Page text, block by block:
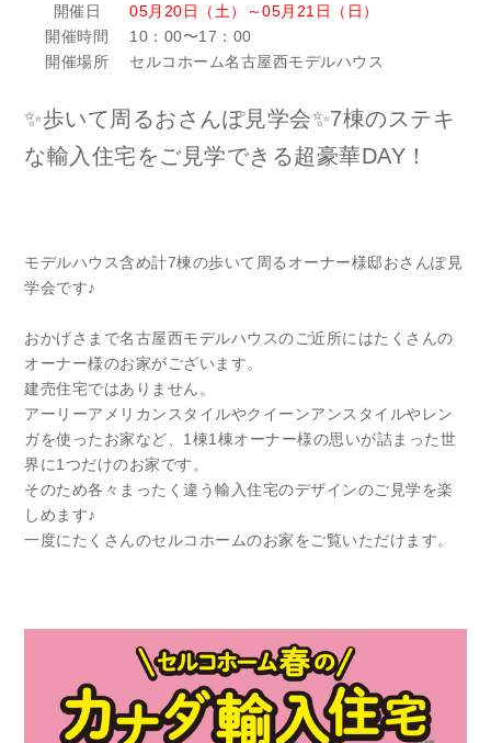
開催日
05月20日（土）～05月21日（日）
開催時間
10：00〜17：00
開催場所
セルコホーム名古屋西モデルハウス
✨歩いて周るおさんぽ見学会✨7棟のステキ
な輸入住宅をご見学できる超豪華DAY！
モデルハウス含め計7棟の歩いて周るオーナー様邸おさんぽ見
学会です♪
おかげさまで名古屋西モデルハウスのご近所にはたくさんの
オーナー様のお家がございます。
建売住宅ではありません。
アーリーアメリカンスタイルやクイーンアンスタイルやレン
ガを使ったお家など、1棟1棟オーナー様の思いが詰まった世
界に1つだけのお家です。
そのため各々まったく違う輸入住宅のデザインのご見学を楽
しめます♪
一度にたくさんのセルコホームのお家をご覧いただけます。